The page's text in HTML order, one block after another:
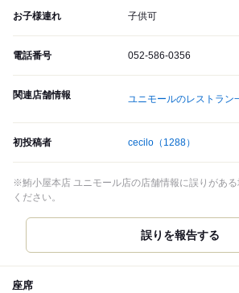
お子様連れ 子供可
電話番号 052-586-0356
関連店舗情報 ユニモールのレストラン
初投稿者 cecilo （1288）
※鮪小屋本店 ユニモール店の店舗情報に誤りがあ
ください。
誤りを報告する
座席